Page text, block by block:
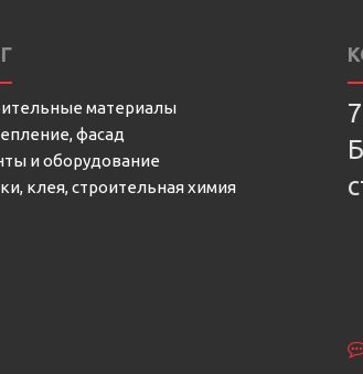
материалы
фасад
и оборудование
клея, строительная химия